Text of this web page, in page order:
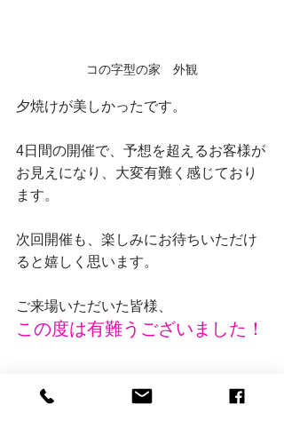
コの字型の家　外観
夕焼けが美しかったです。
4日間の開催で、予想を超えるお客様が
お見えになり、大変有難く感じており
ます。
次回開催も、楽しみにお待ちいただけ
ると嬉しく思います。
ご来場いただいた皆様、
この度は有難うございました！
以上、